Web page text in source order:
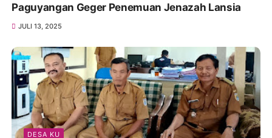
Paguyangan Geger Penemuan Jenazah Lansia
JULI 13, 2025
DESA KU